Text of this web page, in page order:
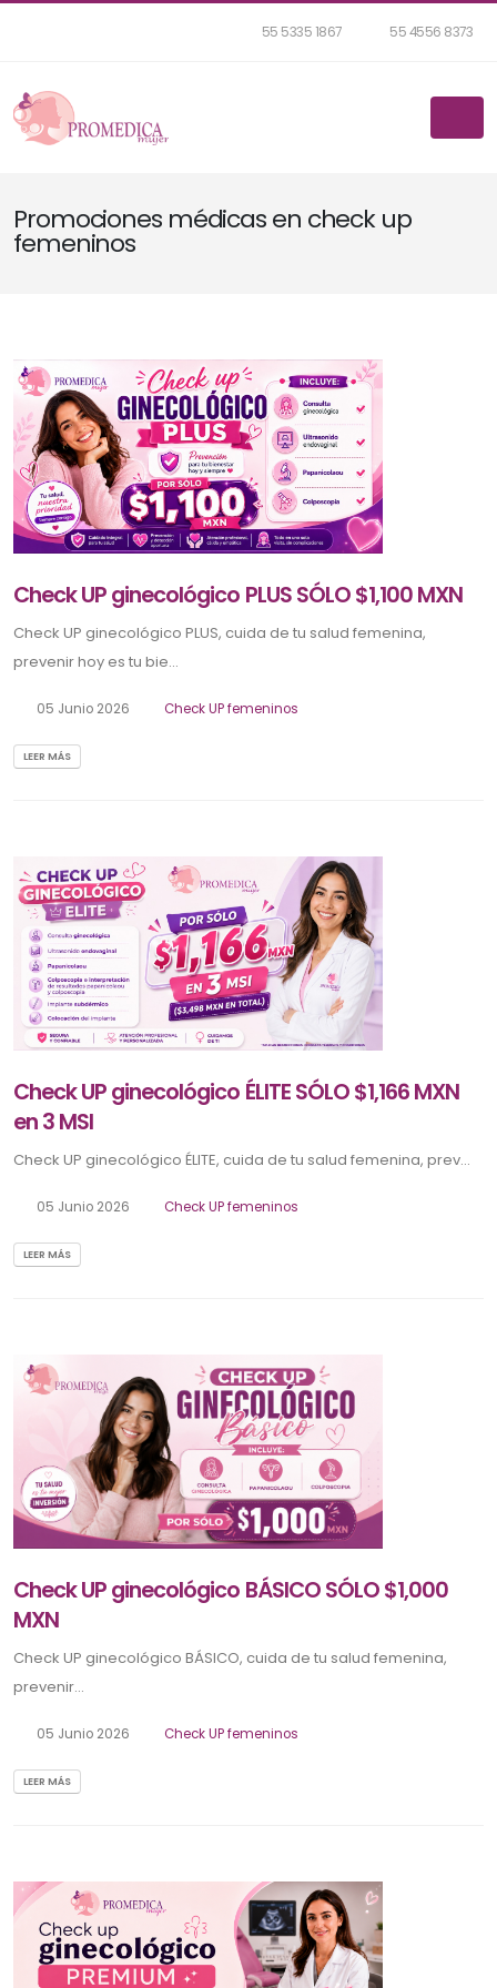
55 5335 1867 55 4556 8373
Promociones médicas en check up
femeninos
Check UP ginecológico PLUS SÓLO $1,100 MXN
Check UP ginecológico PLUS, cuida de tu salud femenina,
prevenir hoy es tu bie...
05 Junio 2026 Check UP femeninos
LEER MÁS
Check UP ginecológico ÉLITE SÓLO $1,166 MXN
en 3 MSI
Check UP ginecológico ÉLITE, cuida de tu salud femenina, prev...
05 Junio 2026 Check UP femeninos
LEER MÁS
Check UP ginecológico BÁSICO SÓLO $1,000
MXN
Check UP ginecológico BÁSICO, cuida de tu salud femenina,
prevenir...
05 Junio 2026 Check UP femeninos
LEER MÁS